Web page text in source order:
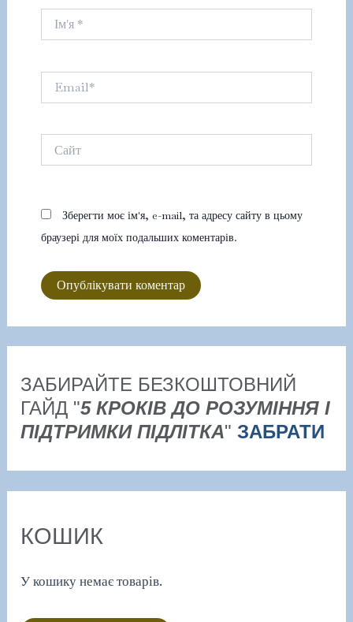
ЗАБИРАЙТЕ БЕЗКОШТОВНИЙ
ГАЙД "5 КРОКІВ ДО РОЗУМІННЯ І
ПІДТРИМКИ ПІДЛІТКА"ЗАБРАТИ
КОШИК
У кошику немає товарів.
Зберегти моє ім'я, e-mail, та адресу сайту в цьому
браузері для моїх подальших коментарів.